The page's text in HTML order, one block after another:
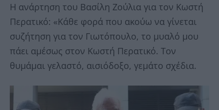
Η ανάρτηση του Βασίλη Ζούλια για τον Κωστή
Περατικό: «Κάθε φορά που ακούω να γίνεται
συζήτηση για τον Γιωτόπουλο, το μυαλό μου
πάει αμέσως στον Κωστή Περατικό. Τον
θυμάμαι γελαστό, αισιόδοξο, γεμάτο σχέδια.